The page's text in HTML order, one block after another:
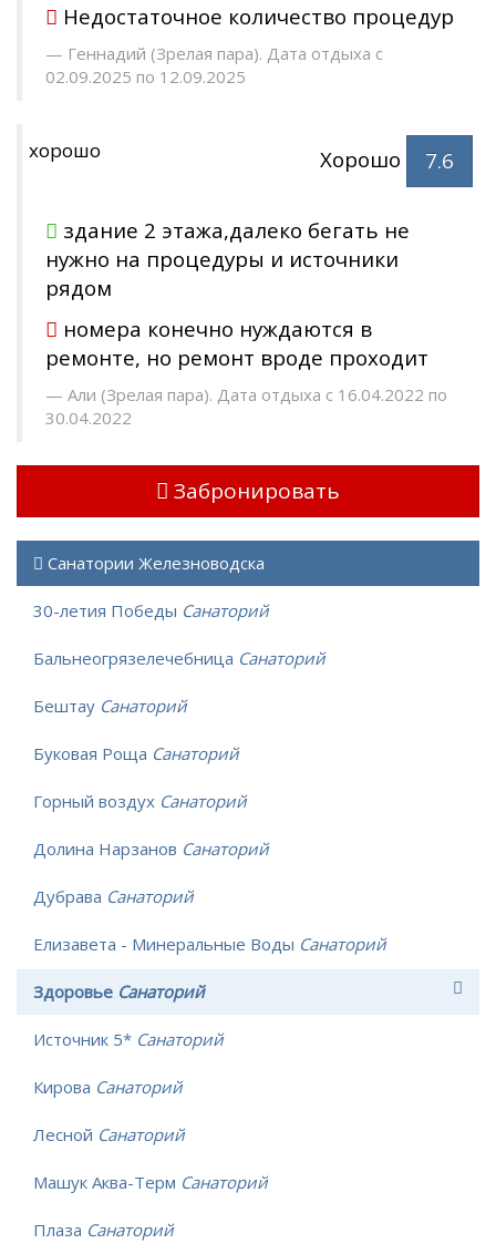
Недостаточное количество процедур
Геннадий (Зрелая пара). Дата отдыха с
02.09.2025 по 12.09.2025
хорошо Хорошо 7.6
здание 2 этажа,далеко бегать не
нужно на процедуры и источники
рядом
номера конечно нуждаются в
ремонте, но ремонт вроде проходит
Али (Зрелая пара). Дата отдыха с 16.04.2022 по
30.04.2022
Забронировать
Санатории Железноводска
30-летия Победы Санаторий
Бальнеогрязелечебница Санаторий
Бештау Санаторий
Буковая Роща Санаторий
Горный воздух Санаторий
Долина Нарзанов Санаторий
Дубрава Санаторий
Елизавета - Минеральные Воды Санаторий
Здоровье Санаторий
Источник 5* Санаторий
Кирова Санаторий
Лесной Санаторий
Машук Аква-Терм Санаторий
Плаза Санаторий